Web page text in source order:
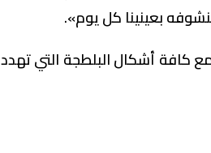
بعينينا كل يوم».
مع كافة أشكال البلطجة التي تهدد